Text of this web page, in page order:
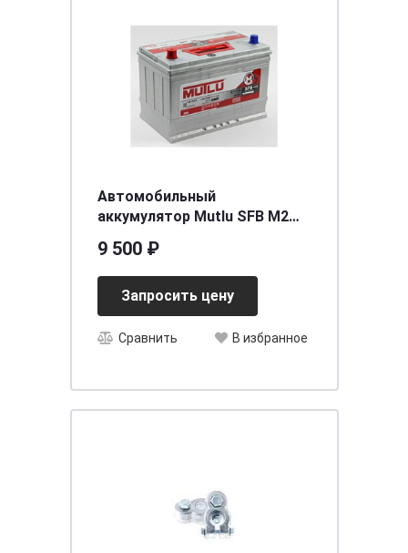
Автомобильный
аккумулятор Mutlu SFB M2
9 500 ₽
Запросить цену
Сравнить В избранное